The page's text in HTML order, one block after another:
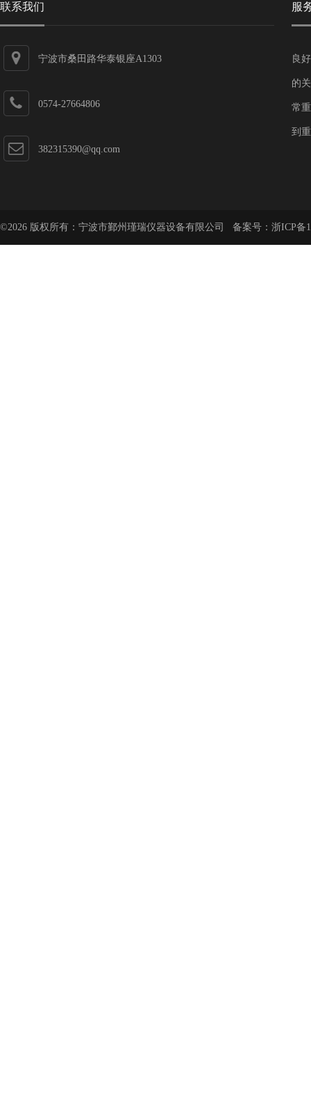
联系我们
宁波市桑田路华泰银座A1303
0574-27664806
382315390@qq.com
服
良
的
常
到
©2026 版权所有：宁波市鄞州瑾瑞仪器设备有限公司 备案号： 浙ICP备